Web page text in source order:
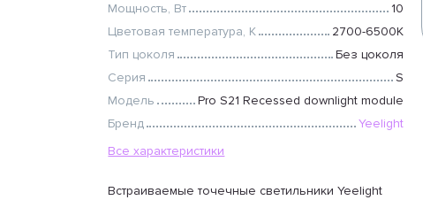
Мощность, Вт
10
Цветовая температура, К
2700-6500K
Тип цоколя
Без цоколя
Серия
S
Модель
Pro S21 Recessed downlight module
Бренд
Yeelight
Все характеристики
Встраиваемые точечные светильники Yeelight